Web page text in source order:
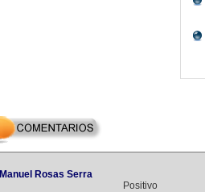
Manuel Rosas Serra
Positivo